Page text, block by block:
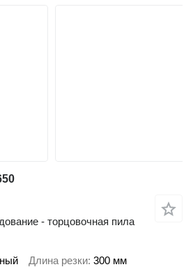
- торцовочная пила
Длина резки 300 мм